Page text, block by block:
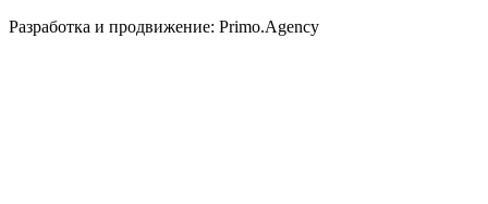
Разработка и продвижение: Primo.Agency